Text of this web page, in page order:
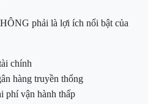
phải là lợi ích nổi bật của
chính
hàng truyền thống
phí vận hành thấp